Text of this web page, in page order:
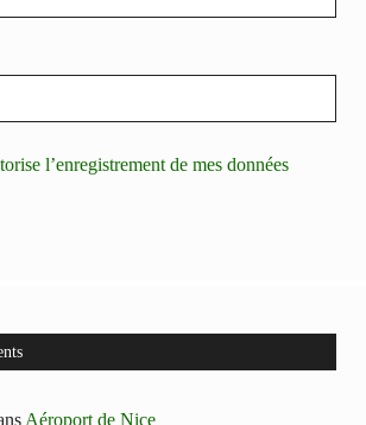
l’enregistrement de mes données
Aéroport de Nice